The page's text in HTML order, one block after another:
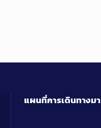
แผนที่การเดินทางมา